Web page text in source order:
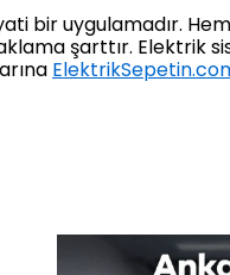
bir uygulamadır.
şarttır. Elektrik